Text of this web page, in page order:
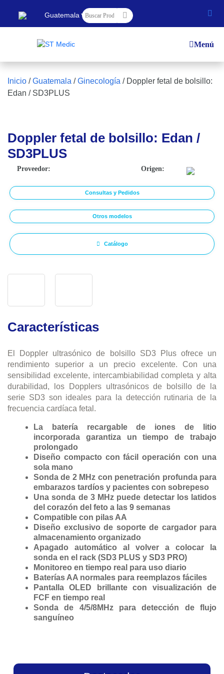
Guatemala ▼
Menú
Inicio /Guatemala /Ginecología / Doppler fetal de bolsillo:
Edan / SD3PLUS
Doppler fetal de bolsillo: Edan /
SD3PLUS
Proveedor: Origen:
Consultas y Pedidos
Otros modelos
Catálogo
Características
El Doppler ultrasónico de bolsillo SD3 Plus ofrece un
rendimiento superior a un precio excelente. Con una
sensibilidad excelente, intercambiabilidad completa y alta
durabilidad, los Dopplers ultrasónicos de bolsillo de la
serie SD3 son ideales para la detección rutinaria de la
frecuencia cardíaca fetal.
La batería recargable de iones de litio
incorporada garantiza un tiempo de trabajo
prolongado
Diseño compacto con fácil operación con una
sola mano
Sonda de 2 MHz con penetración profunda para
embarazos tardíos y pacientes con sobrepeso
Una sonda de 3 MHz puede detectar los latidos
del corazón del feto a las 9 semanas
Compatible con pilas AA
Diseño exclusivo de soporte de cargador para
almacenamiento organizado
Apagado automático al volver a colocar la
sonda en el rack (SD3 PLUS y SD3 PRO)
Monitoreo en tiempo real para uso diario
Baterías AA normales para reemplazos fáciles
Pantalla OLED brillante con visualización de
FCF en tiempo real
Sonda de 4/5/8MHz para detección de flujo
sanguíneo